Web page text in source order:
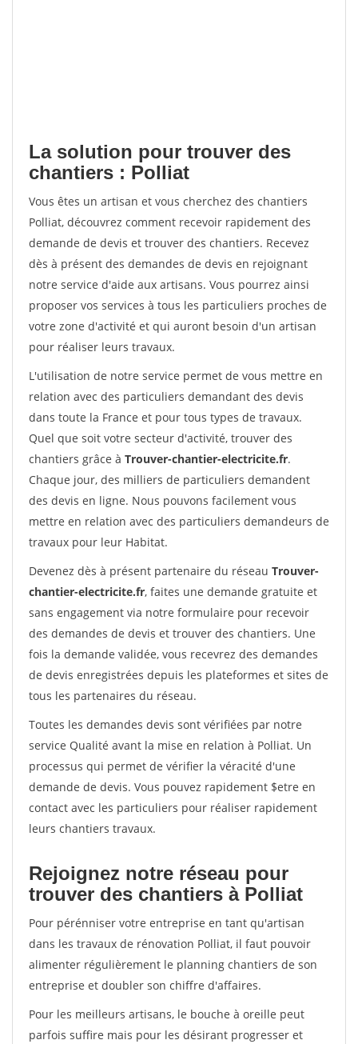
La solution pour trouver des
chantiers : Polliat
Vous êtes un artisan et vous cherchez des chantiers
Polliat, découvrez comment recevoir rapidement des
demande de devis et trouver des chantiers. Recevez
dès à présent des demandes de devis en rejoignant
notre service d'aide aux artisans. Vous pourrez ainsi
proposer vos services à tous les particuliers proches de
votre zone d'activité et qui auront besoin d'un artisan
pour réaliser leurs travaux.
L'utilisation de notre service permet de vous mettre en
relation avec des particuliers demandant des devis
dans toute la France et pour tous types de travaux.
Quel que soit votre secteur d'activité, trouver des
chantiers grâce à Trouver-chantier-electricite.fr.
Chaque jour, des milliers de particuliers demandent
des devis en ligne. Nous pouvons facilement vous
mettre en relation avec des particuliers demandeurs de
travaux pour leur Habitat.
Devenez dès à présent partenaire du réseau Trouver-
chantier-electricite.fr, faites une demande gratuite et
sans engagement via notre formulaire pour recevoir
des demandes de devis et trouver des chantiers. Une
fois la demande validée, vous recevrez des demandes
de devis enregistrées depuis les plateformes et sites de
tous les partenaires du réseau.
Toutes les demandes devis sont vérifiées par notre
service Qualité avant la mise en relation à Polliat. Un
processus qui permet de vérifier la véracité d'une
demande de devis. Vous pouvez rapidement $etre en
contact avec les particuliers pour réaliser rapidement
leurs chantiers travaux.
Rejoignez notre réseau pour
trouver des chantiers à Polliat
Pour pérénniser votre entreprise en tant qu'artisan
dans les travaux de rénovation Polliat, il faut pouvoir
alimenter régulièrement le planning chantiers de son
entreprise et doubler son chiffre d'affaires.
Pour les meilleurs artisans, le bouche à oreille peut
parfois suffire mais pour les désirant progresser et